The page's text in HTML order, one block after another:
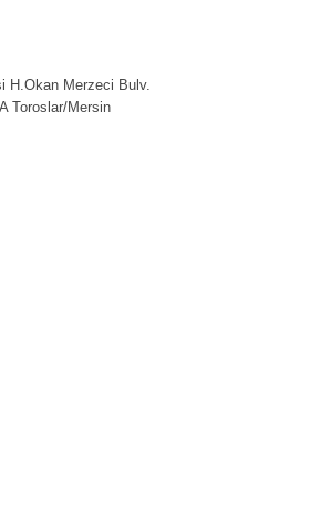
H.Okan Merzeci Bulv.
Toroslar/Mersin